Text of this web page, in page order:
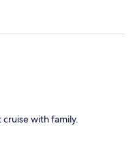
with family.